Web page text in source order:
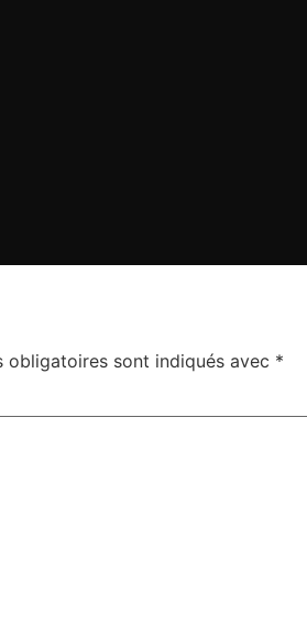
obligatoires sont indiqués avec *